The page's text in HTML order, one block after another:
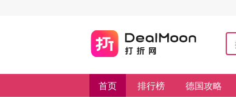
首页 排行榜 德国攻略